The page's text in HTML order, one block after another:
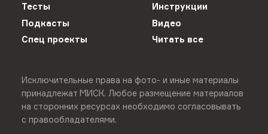
Тесты
Инструкции
Подкасты
Видео
Спец проекты
Читать все
Исключительные права на фото- и иные материалы
принадлежат МИСК. Любое размещение материалов
на сторонних ресурсах необходимо согласовывать
с правообладателями.